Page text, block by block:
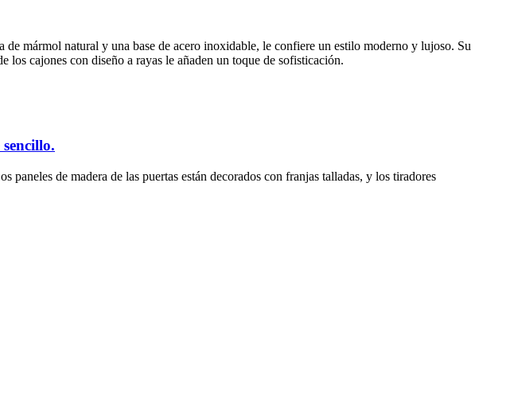
mármol natural y una base de acero inoxidable, le confiere un estilo moderno y lujoso. Su
los cajones con diseño a rayas le añaden un toque de sofisticación.
de madera de las puertas están decorados con franjas talladas, y los tiradores